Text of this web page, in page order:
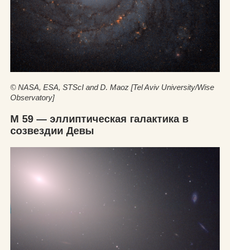
© NASA, ESA, STScI and D. Maoz [Tel Aviv University/Wise
Observatory]
M 59 — эллиптическая галактика в
созвездии Девы